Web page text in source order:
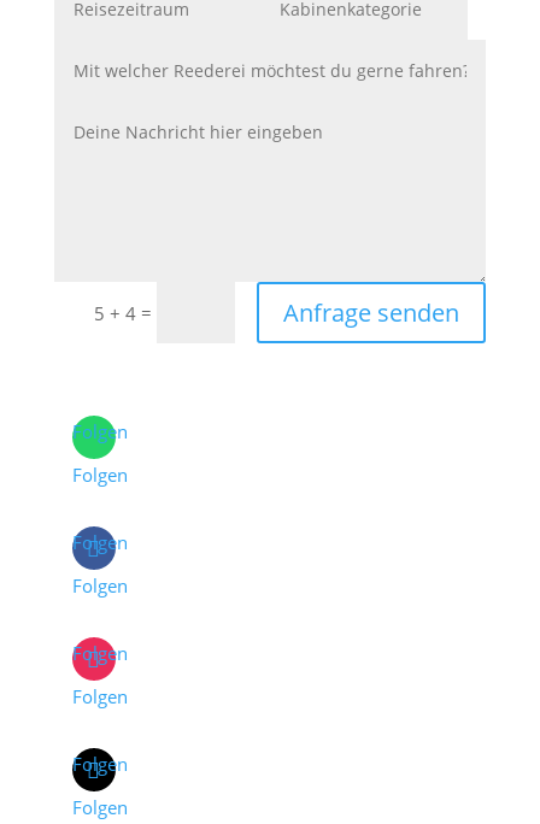
5 + 4 = Anfrage senden
Folgen
Folgen
Folgen
Folgen
Folgen
Folgen
Folgen
Folgen